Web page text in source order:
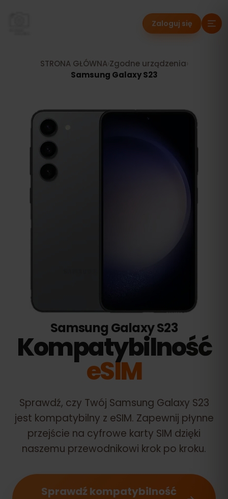
Zaloguj się
STRONA GŁÓWNA› Zgodne urządzenia
Samsung Galaxy S23
Samsung Galaxy S23
Kompatybilność
eSIM
Sprawdź, czy Twój Samsung Galaxy S23
jest kompatybilny z eSIM. Zapewnij płynne
przejście na cyfrowe karty SIM dzięki
naszemu przewodnikowi krok po kroku.
Sprawdź kompatybilność